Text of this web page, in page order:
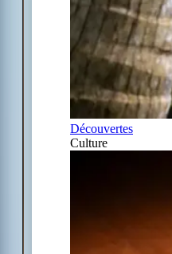
Découvertes
Culture